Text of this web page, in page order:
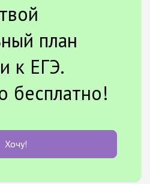
план
к ЕГЭ.
бесплатно!
Хочу!